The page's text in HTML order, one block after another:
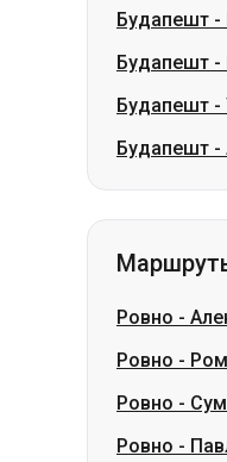
Будапешт-
Ровно-
Ровно-
Ровно-
Ровно-
Ровно-
Ровно-